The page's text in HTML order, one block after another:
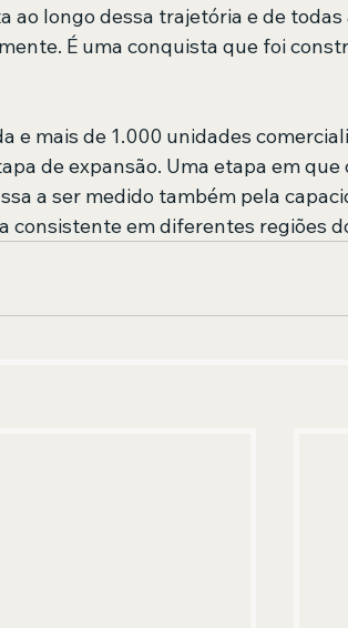
ao longo dessa trajetória e de todas
É uma conquista que foi
e mais de 1.000 unidades
de expansão. Uma etapa em que
a ser medido também pela
consistente em diferentes regiões